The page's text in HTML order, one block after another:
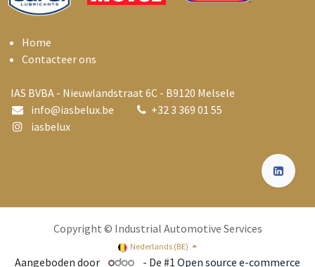
Home
Contacteer ons
IAS BVBA - Nieuwlandstraat 6C - B9120 Melsele
info@iasbelux.be +32 3 369 01 55
iasbelux
Copyright © Industrial Automotive Services
Nederlands (BE)
Aangeboden door - De #1 Open source e-commerce